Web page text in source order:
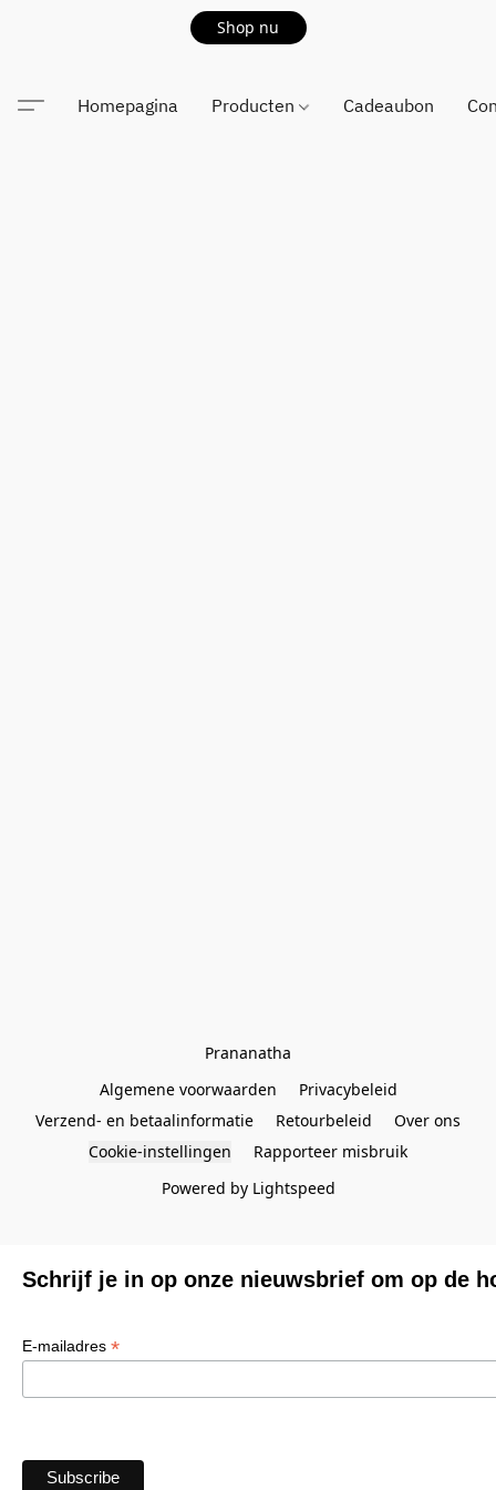
Shop nu
Homepagina Producten Cadeaubon
Prananatha
Algemene voorwaarden
Privacybeleid
Verzend- en betaalinformatie
Retourbeleid
Over ons
Cookie-instellingen
Rapporteer misbruik
Powered by Lightspeed
Schrijf je in op onze nieuwsbrief om op de
E-mailadres *